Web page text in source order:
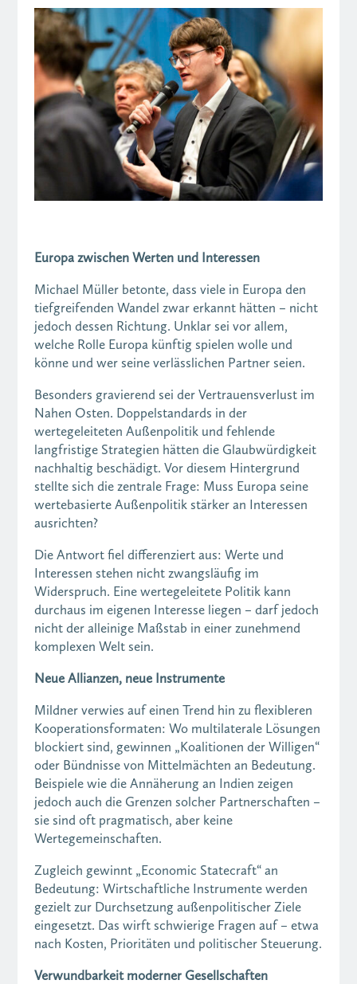
Europa zwischen Werten und Interessen
Michael Müller betonte, dass viele in Europa den
tiefgreifenden Wandel zwar erkannt hätten – nicht
jedoch dessen Richtung. Unklar sei vor allem,
welche Rolle Europa künftig spielen wolle und
könne und wer seine verlässlichen Partner seien.
Besonders gravierend sei der Vertrauensverlust im
Nahen Osten. Doppelstandards in der
wertegeleiteten Außenpolitik und fehlende
langfristige Strategien hätten die Glaubwürdigkeit
nachhaltig beschädigt. Vor diesem Hintergrund
stellte sich die zentrale Frage: Muss Europa seine
wertebasierte Außenpolitik stärker an Interessen
ausrichten?
Die Antwort fiel differenziert aus: Werte und
Interessen stehen nicht zwangsläufig im
Widerspruch. Eine wertegeleitete Politik kann
durchaus im eigenen Interesse liegen – darf jedoch
nicht der alleinige Maßstab in einer zunehmend
komplexen Welt sein.
Neue Allianzen, neue Instrumente
Mildner verwies auf einen Trend hin zu flexibleren
Kooperationsformaten: Wo multilaterale Lösungen
blockiert sind, gewinnen „Koalitionen der Willigen“
oder Bündnisse von Mittelmächten an Bedeutung.
Beispiele wie die Annäherung an Indien zeigen
jedoch auch die Grenzen solcher Partnerschaften –
sie sind oft pragmatisch, aber keine
Wertegemeinschaften.
Zugleich gewinnt „Economic Statecraft“ an
Bedeutung: Wirtschaftliche Instrumente werden
gezielt zur Durchsetzung außenpolitischer Ziele
eingesetzt. Das wirft schwierige Fragen auf – etwa
nach Kosten, Prioritäten und politischer Steuerung.
Verwundbarkeit moderner Gesellschaften